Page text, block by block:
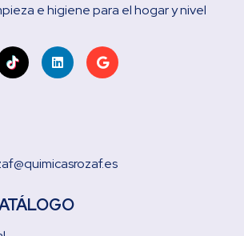
e higiene para el hogar y nivel